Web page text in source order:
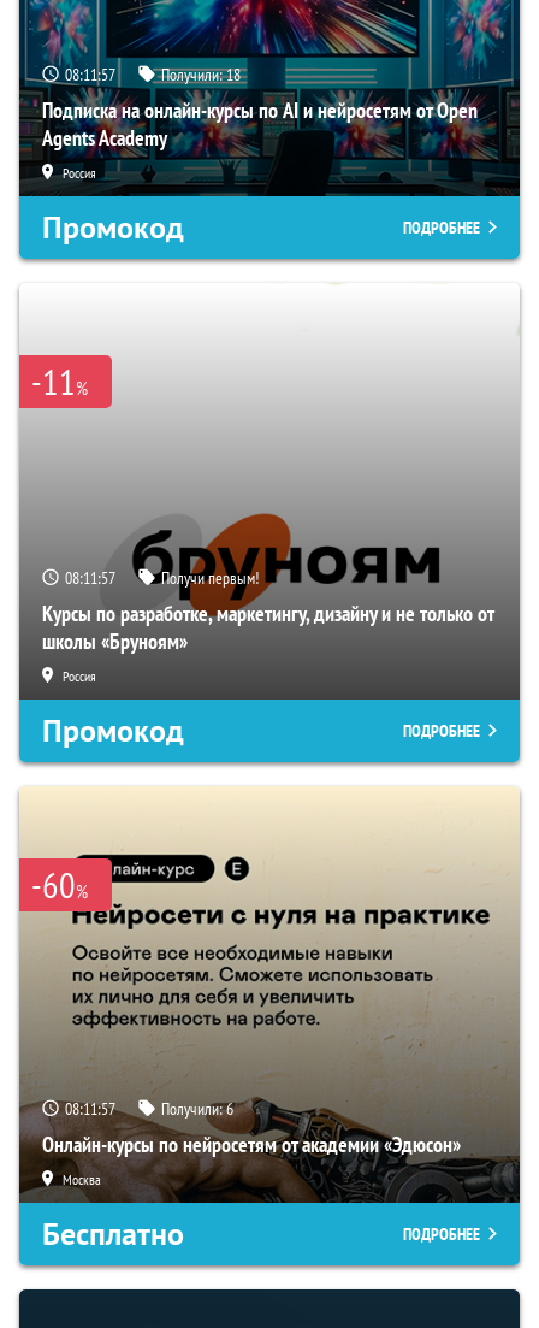
08:11:56 Получили:18
Подписка на онлайн-курсы по AI и нейросетям от Open
Agents Academy
Россия
Промокод ПОДРОБНЕЕ
-11%
08:11:56 Получи первым!
Курсы по разработке, маркетингу, дизайну и не только от
школы «Бруноям»
Россия
Промокод ПОДРОБНЕЕ
-60%
08:11:56 Получили:6
Онлайн-курсы по нейросетям от академии «Эдюсон»
Москва
Бесплатно ПОДРОБНЕЕ